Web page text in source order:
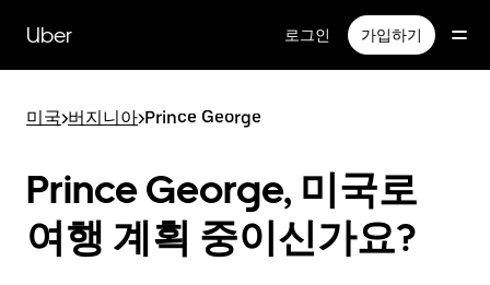
Uber 로그인 가입하기
미국>버지니아>Prince George
Prince George, 미국로
여행 계획 중이신가요?